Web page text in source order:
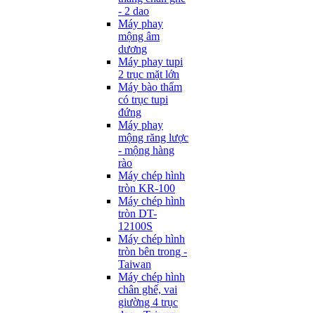
- 2 dao
Máy phay
mộng âm
dương
Máy phay tupi
2 trục mặt lớn
Máy bào thẩm
có trục tupi
đứng
Máy phay
mộng răng lược
- mộng hàng
rào
Máy chép hình
tròn KR-100
Máy chép hình
tròn DT-
12100S
Máy chép hình
tròn bên trong -
Taiwan
Máy chép hình
chân ghế, vai
giường 4 trục